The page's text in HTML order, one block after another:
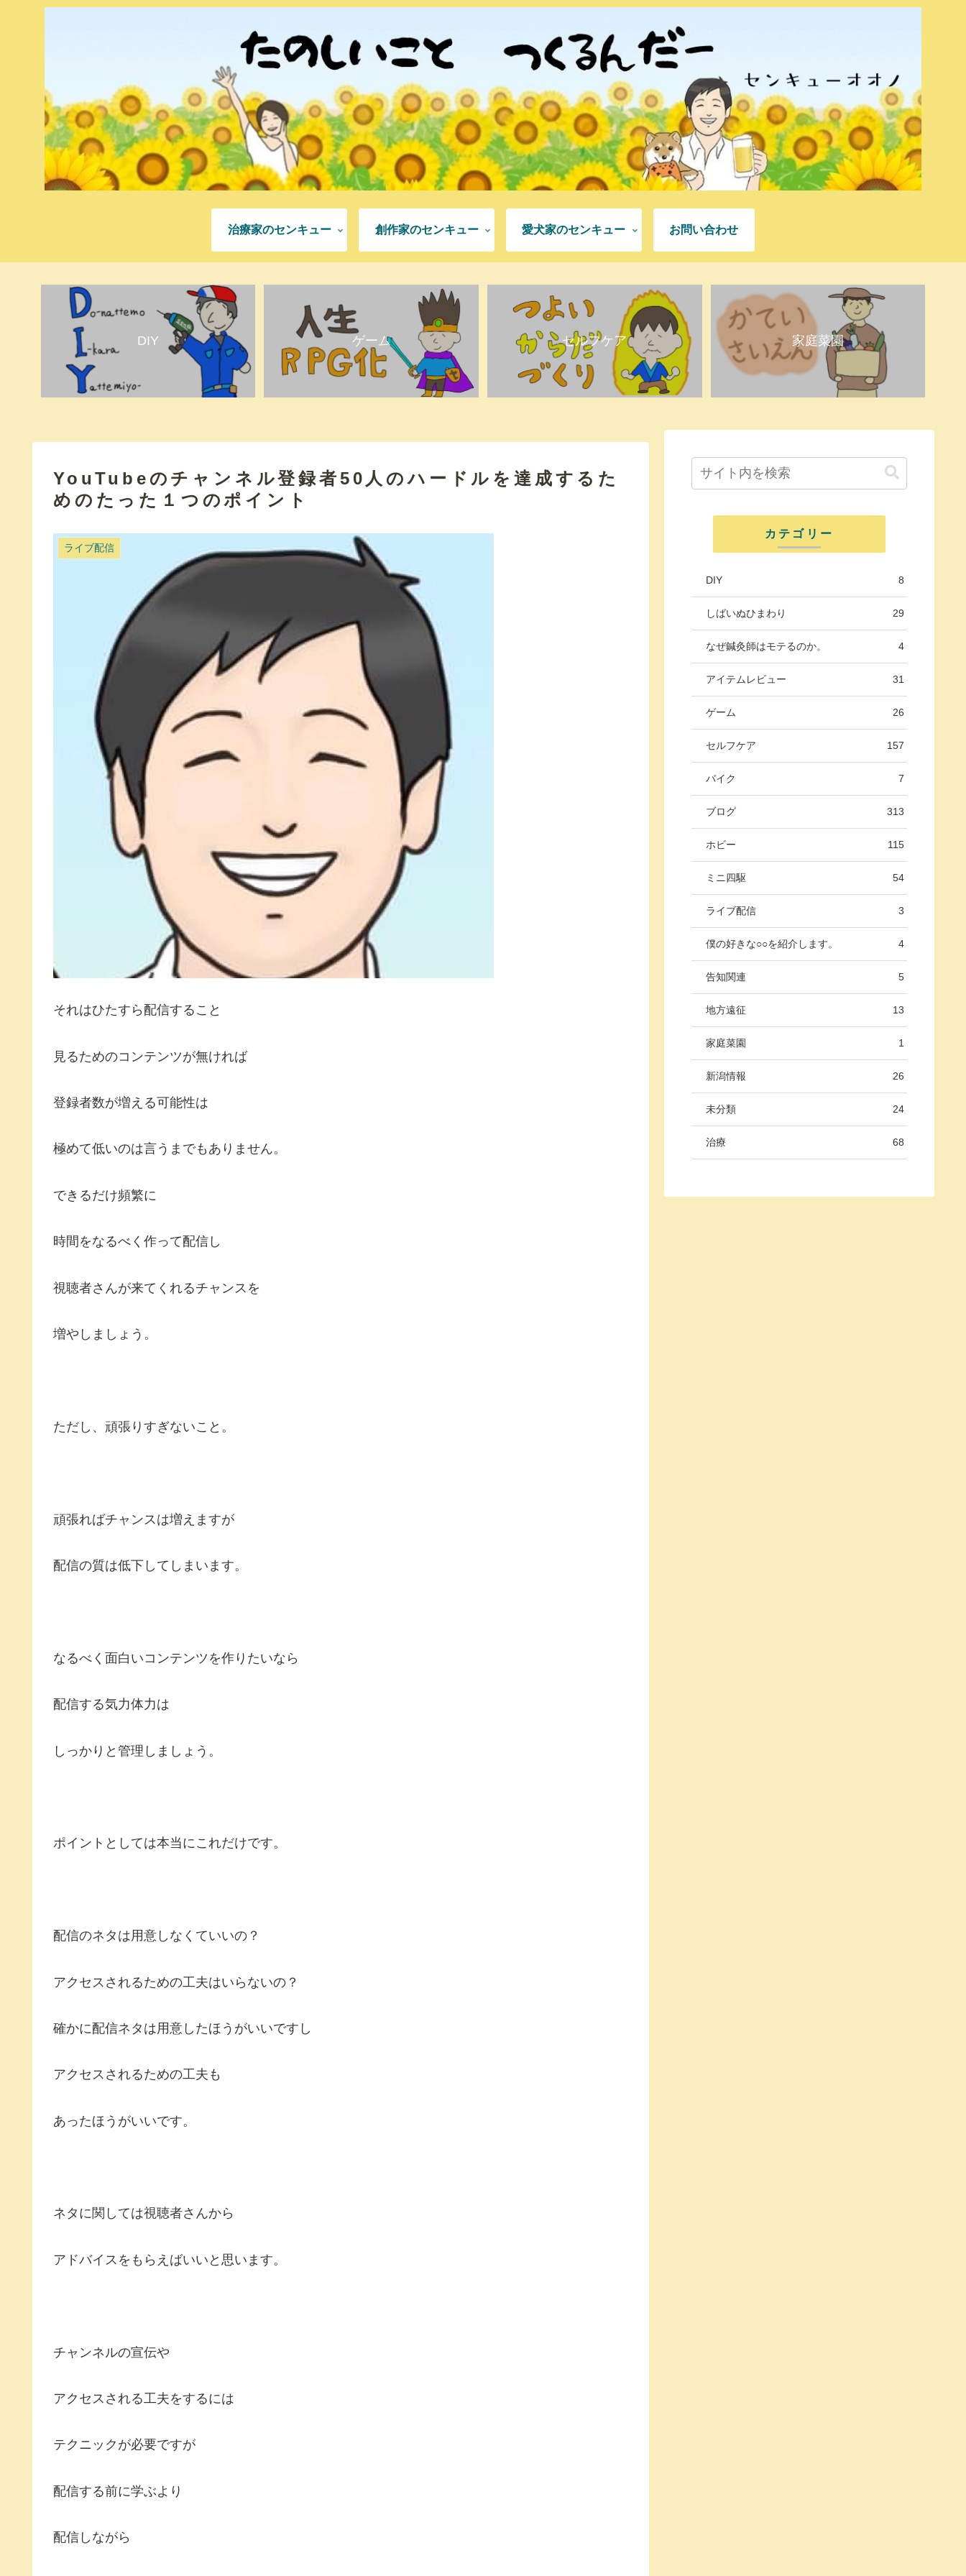
治療家のセンキュー 創作家のセンキュー 愛犬家のセンキュー お問い合わせ
DIY ゲーム セルフケア 家庭菜園
YouTubeのチャンネル登録者50人のハードルを達成するた
めのたった１つのポイント
ライブ配信
それはひたすら配信すること
見るためのコンテンツが無ければ
登録者数が増える可能性は
極めて低いのは言うまでもありません。
できるだけ頻繁に
時間をなるべく作って配信し
視聴者さんが来てくれるチャンスを
増やしましょう。
ただし、頑張りすぎないこと。
頑張ればチャンスは増えますが
配信の質は低下してしまいます。
なるべく面白いコンテンツを作りたいなら
配信する気力体力は
しっかりと管理しましょう。
ポイントとしては本当にこれだけです。
配信のネタは用意しなくていいの？
アクセスされるための工夫はいらないの？
確かに配信ネタは用意したほうがいいですし
アクセスされるための工夫も
あったほうがいいです。
ネタに関しては視聴者さんから
アドバイスをもらえばいいと思います。
チャンネルの宣伝や
アクセスされる工夫をするには
テクニックが必要ですが
配信する前に学ぶより
配信しながら
カテゴリー
DIY 8
しばいぬひまわり 29
なぜ鍼灸師はモテるのか。 4
アイテムレビュー 31
ゲーム 26
セルフケア 157
バイク 7
ブログ 313
ホビー 115
ミニ四駆 54
ライブ配信 3
僕の好きな○○を紹介します。 4
告知関連 5
地方遠征 13
家庭菜園 1
新潟情報 26
未分類 24
治療 68